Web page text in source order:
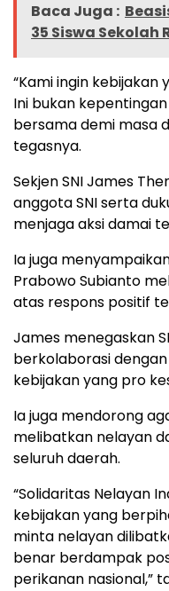
Baca Juga :
35 Siswa
“Kami ingin kebijakan
Ini bukan
bersama demi masa
tegasnya.
Sekjen SNI James
anggota SNI serta
menjaga aksi damai
Ia juga
Prabowo Subianto
atas respons positif
James menegaskan
berkolaborasi
kebijakan yang pro
Ia juga mendorong
melibatkan nelayan
seluruh daerah.
“Solidaritas Nelayan
kebijakan yang
minta nelayan
benar berdampak
perikanan nasional,”